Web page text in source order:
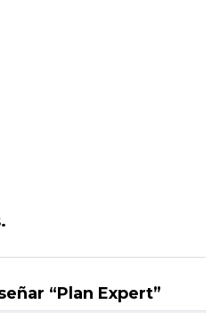
“Plan Expert”